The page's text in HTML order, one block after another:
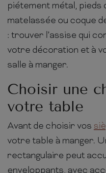
piétement métal, pieds
matelassée ou coque
: trouver l’assise qui
votre décoration et à
salle à manger.
Choisir une
votre table
Avant de choisir vos
votre table à manger.
rectangulaire peut